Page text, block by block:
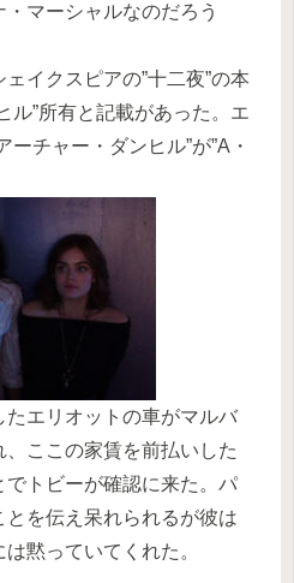
マーシャルなのだろう
イクスピアの”十二夜”の本
ル”所有と記載があった。エ
ーチャー・ダンヒル”が”A・
エリオットの車がマルバ
ここの家賃を前払いした
でトビーが確認に来た。パ
を伝え呆れられるが彼は
黙っていてくれた。